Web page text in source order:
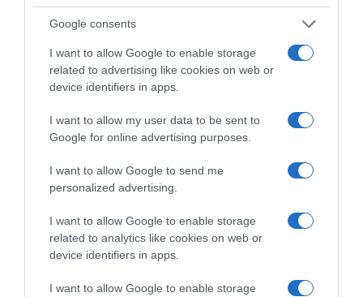
Google consents
I want to allow Google to enable storage
related to advertising like cookies on web or
device identifiers in apps.
I want to allow my user data to be sent to
Google for online advertising purposes.
I want to allow Google to send me
personalized advertising.
I want to allow Google to enable storage
related to analytics like cookies on web or
device identifiers in apps.
I want to allow Google to enable storage
Δύο συλλήψεις για τις πυρκαγιές σε
Σκύρο και Λακωνία – Προκλήθηκαν
Οι Αρχές πέρασαν χειροπέδες σε 63χρονη και 71χρονο